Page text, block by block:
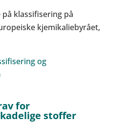
klassifisering på
kjemikaliebyrået,
og
for
stoffer